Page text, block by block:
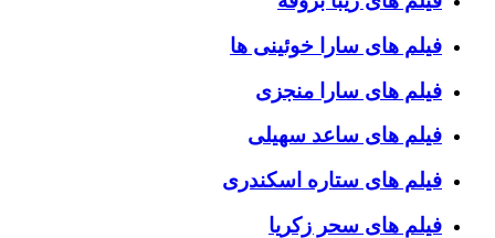
فیلم های سارا خوئینی ها
فیلم های سارا منجزی
فیلم های ساعد سهیلی
فیلم های ستاره اسکندری
فیلم های سحر زکریا